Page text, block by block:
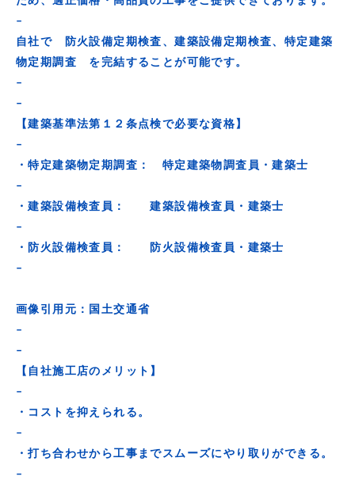
–
自社で 防火設備定期検査、建築設備定期検査、特定建築
物定期調査 を完結することが可能です。
–
–
【建築基準法第１２条点検で必要な資格】
–
・特定建築物定期調査： 特定建築物調査員・建築士
–
・建築設備検査員： 建築設備検査員・建築士
–
・防火設備検査員： 防火設備検査員・建築士
–
画像引用元：国土交通省
–
–
【自社施工店のメリット】
–
・コストを抑えられる。
–
・打ち合わせから工事までスムーズにやり取りができる。
–